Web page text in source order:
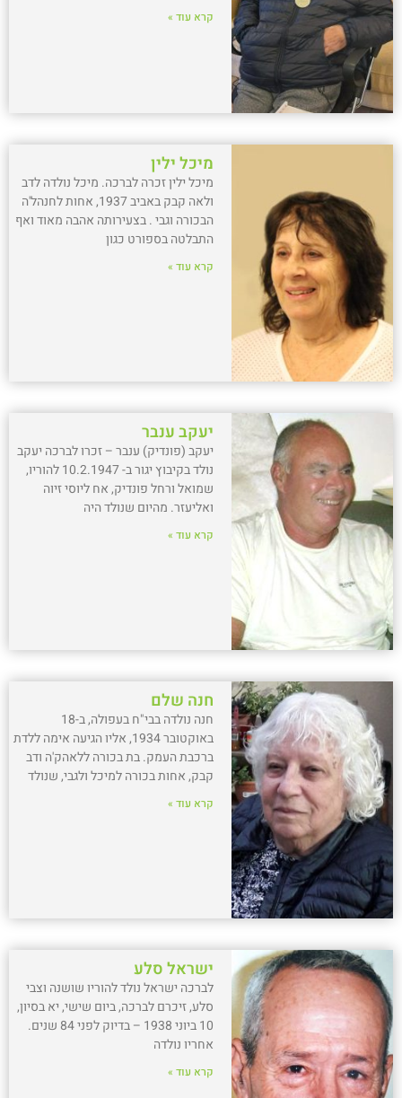
קרא עוד »
מיכל ילין
מיכל ילין זכרה לברכה. מיכל נולדה לדב
ולאה קבק באביב 1937, אחות לחנהל'ה
הבכורה וגבי . בצעירותה אהבה מאוד ואף
התבלטה בספורט כגון
קרא עוד »
יעקב ענבר
יעקב (פונדיק) ענבר – זכרו לברכה יעקב
נולד בקיבוץ יגור ב- 10.2.1947 להוריו,
שמואל ורחל פונדיק, אח ליוסי זיוה
ואליעזר. מהיום שנולד היה
קרא עוד »
חנה שלם
חנה נולדה בבי"ח בעפולה, ב-18
באוקטובר 1934, אליו הגיעה אימה ללדת
ברכבת העמק. בת בכורה ללאהק'ה ודב
קבק, אחות בכורה למיכל ולגבי, שנולד
קרא עוד »
ישראל סלע
לברכה ישראל נולד להוריו שושנה וצבי
סלע, זיכרם לברכה, ביום שישי, יא בסיון,
10 ביוני 1938 – בדיוק לפני 84 שנים.
אחריו נולדה
קרא עוד »